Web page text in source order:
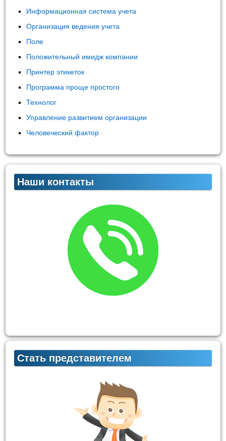
Информационная система учета
Организация ведения учета
Поле
Положительный имидж компании
Принтер этикеток
Программа проще простого
Технолог
Управление развитием организации
Человеческий фактор
Наши контакты
Стать представителем